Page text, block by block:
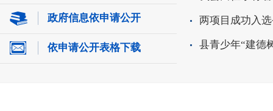
政府信息依申请公开
依申请公开表格下载